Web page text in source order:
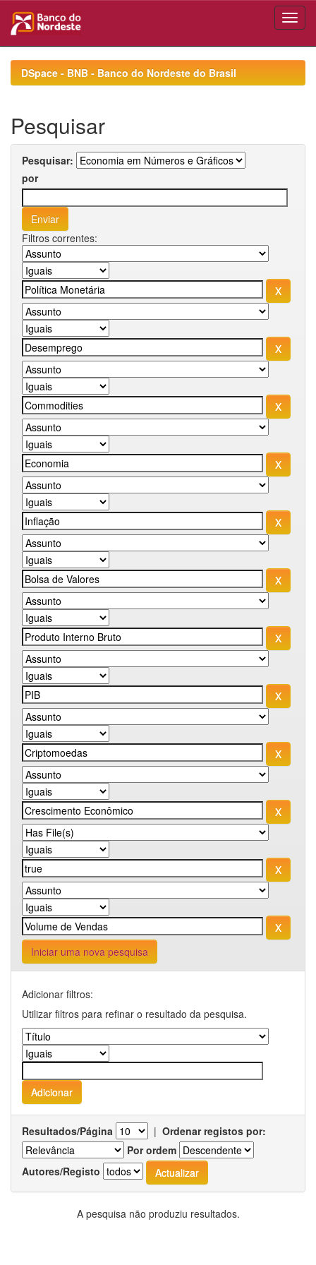
navigationDSpace - BNB - Banco do Nordeste do Brasil
Pesquisar
Pesquisar:
por
Filtros correntes:
Iniciar uma nova pesquisa
Adicionar filtros:
Utilizar filtros para refinar o resultado da pesquisa.
Resultados/Página | Ordenar registos por:
Por ordem
Autores/Registo
A pesquisa não produziu resultados.